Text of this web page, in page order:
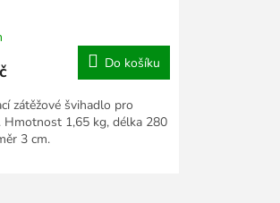
Do košíku
zátěžové švihadlo pro
Hmotnost 1,65 kg, délka 280
3 cm.